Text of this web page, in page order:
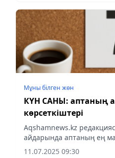
Мұны білген жөн
КҮН САНЫ: аптаның
көрсеткіштері
Аqshamnews.kz
айдарында аптаның ең
шолу жасады.
11.07.2025 09:30